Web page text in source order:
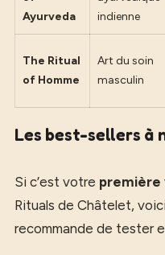
Ayurveda
indienne
The Ritual
of Homme
Art du soin
masculin
Les best-sellers à
Si c’est votre première
Rituals de Châtelet,
recommande de tester